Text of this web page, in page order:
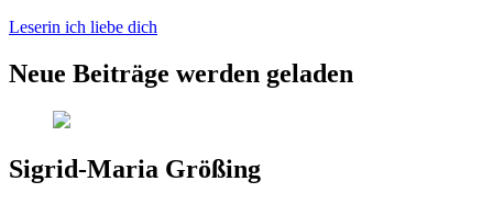
Leserin ich liebe dich
Neue Beiträge werden geladen
Sigrid-Maria Größing